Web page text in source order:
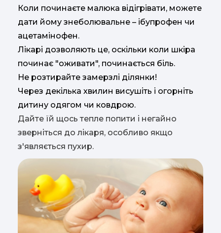
Коли починаєте малюка відігрівати, можете
дати йому знеболювальне – ібупрофен чи
ацетамінофен.
Лікарі дозволяють це, оскільки коли шкіра
починає "оживати", починається біль.
Не розтирайте замерзлі ділянки!
Через декілька хвилин висушіть і огорніть
дитину одягом чи ковдрою.
Дайте їй щось тепле попити і негайно
зверніться до лікаря, особливо якщо
з'являється пухир.